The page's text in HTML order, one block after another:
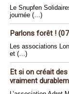
Le Snupfen
journée (…)
Parlons forêt !
Les associations
et (…)
Et si on créait
vraiment